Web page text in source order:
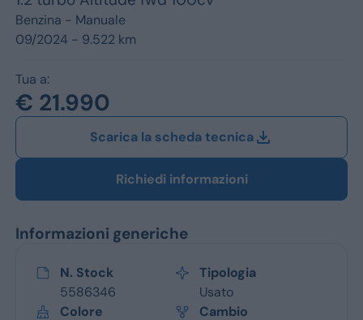
Benzina - Manuale
09/2024 - 9.522 km
Tua a:
€ 21.990
Scarica la scheda tecnica
Richiedi informazioni
Informazioni generiche
N. Stock
5586346
Tipologia
Usato
Colore
Cambio